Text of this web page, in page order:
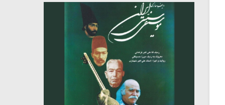
میکلوش روژا